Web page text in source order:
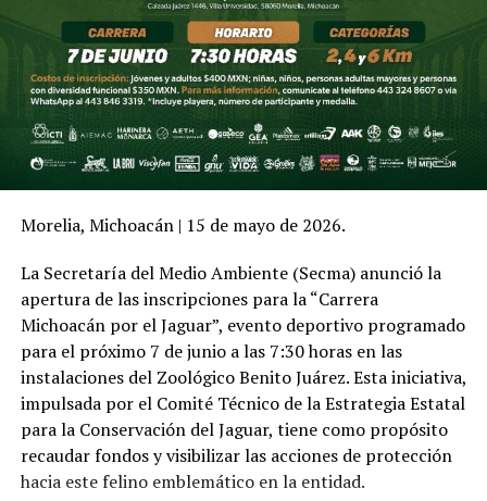
Morelia, Michoacán | 15 de mayo de 2026.
La Secretaría del Medio Ambiente (Secma) anunció la
apertura de las inscripciones para la “Carrera
Michoacán por el Jaguar”, evento deportivo programado
para el próximo 7 de junio a las 7:30 horas en las
instalaciones del Zoológico Benito Juárez. Esta iniciativa,
impulsada por el Comité Técnico de la Estrategia Estatal
para la Conservación del Jaguar, tiene como propósito
recaudar fondos y visibilizar las acciones de protección
hacia este felino emblemático en la entidad.